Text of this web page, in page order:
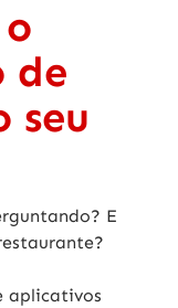
de
seu
E
aplicativos